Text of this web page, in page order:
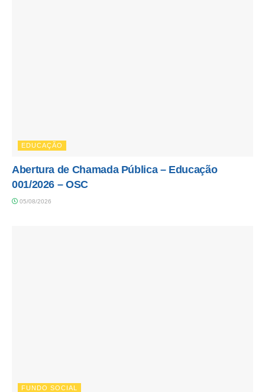
EDUCAÇÃO
Abertura de Chamada Pública – Educação
001/2026 – OSC
05/08/2026
FUNDO SOCIAL